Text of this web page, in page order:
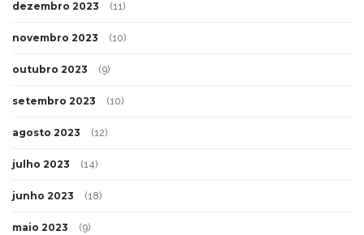
dezembro 2023 (11)
novembro 2023 (10)
outubro 2023 (9)
setembro 2023 (10)
agosto 2023 (12)
julho 2023 (14)
junho 2023 (18)
maio 2023 (9)